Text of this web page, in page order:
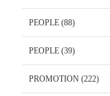
PEOPLE(88)
PEOPLE(39)
PROMOTION(222)